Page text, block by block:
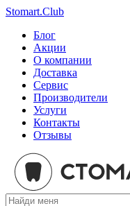
Stomart.Club
Блог
Акции
О компании
Доставка
Сервис
Производители
Услуги
Контакты
Отзывы